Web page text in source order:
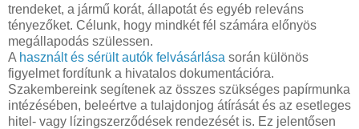
trendeket, a jármű korát, állapotát és egyéb releváns
tényezőket. Célunk, hogy mindkét fél számára előnyös
megállapodás szülessen.
A használt és sérült autók felvásárlása során különös
figyelmet fordítunk a hivatalos dokumentációra.
Szakembereink segítenek az összes szükséges papírmunka
intézésében, beleértve a tulajdonjog átírását és az esetleges
hitel- vagy lízingszerződések rendezését is. Ez jelentősen